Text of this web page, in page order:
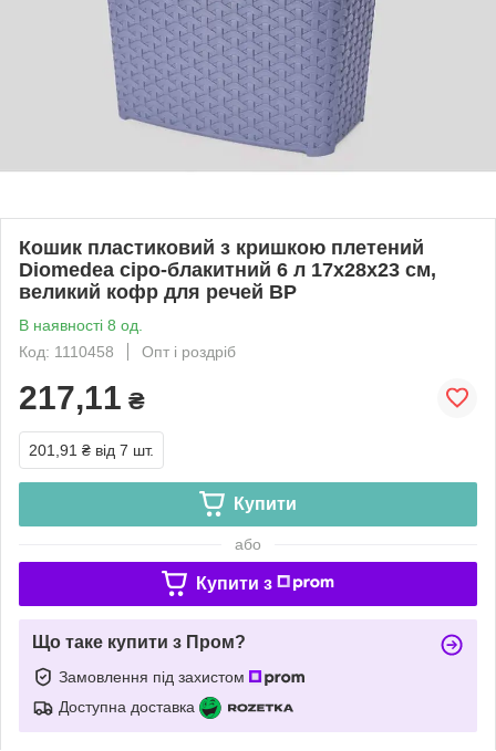
Кошик пластиковий з кришкою плетений
Diomedea сіро-блакитний 6 л 17х28х23 см,
великий кофр для речей BP
В наявності 8 од.
Код: 1110458
Опт і роздріб
217,11 ₴
201,91 ₴ від 7 шт.
Купити
або
Купити з
Що таке купити з Пром?
Замовлення під захистом
Доступна доставка